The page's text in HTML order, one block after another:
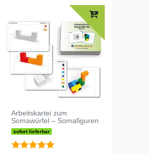
Arbeitskartei zum
Somawürfel – Somafiguren
sofort lieferbar